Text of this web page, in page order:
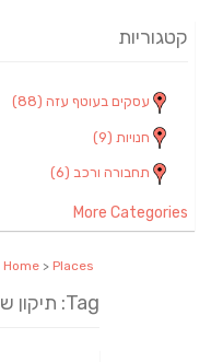
קטגוריות
עסקים בעוטף עזה (88)
חנויות (9)
תחבורה ורכב (6)
More Categories
Home > Places
Tag: תיקון שער מחסום בדרום